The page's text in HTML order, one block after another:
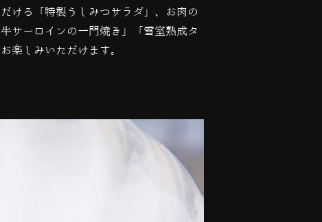
ける「特製うしみつサラダ」、お肉の
サーロインの一門焼き」「雪室熟成タ
楽しみいただけます。